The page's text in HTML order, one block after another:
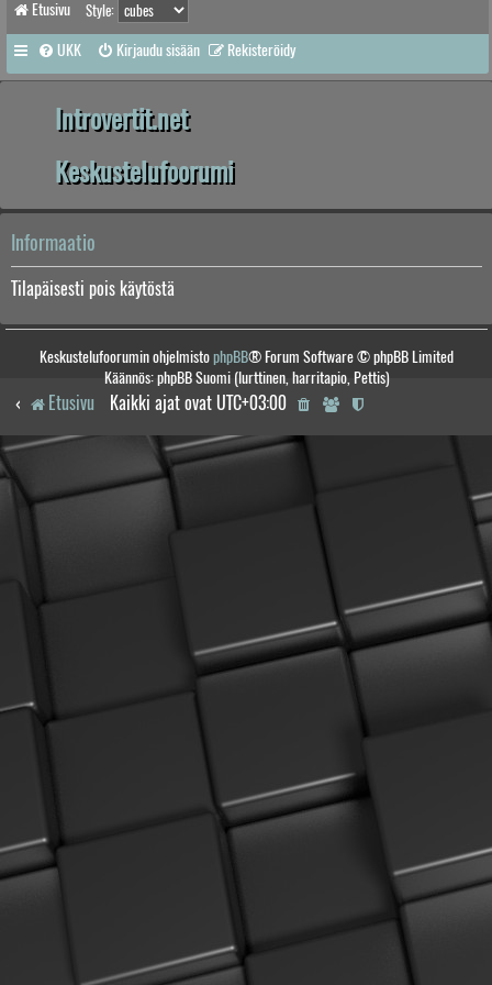
Etusivu Style:
UKK Kirjaudu sisään Rekisteröidy
Introvertit.net
Keskustelufoorumi
Informaatio
Tilapäisesti pois käytöstä
Keskustelufoorumin ohjelmistophpBB® Forum Software © phpBB Limited
Käännös: phpBB Suomi (lurttinen, harritapio, Pettis)
Etusivu Kaikki ajat ovat UTC+03:00